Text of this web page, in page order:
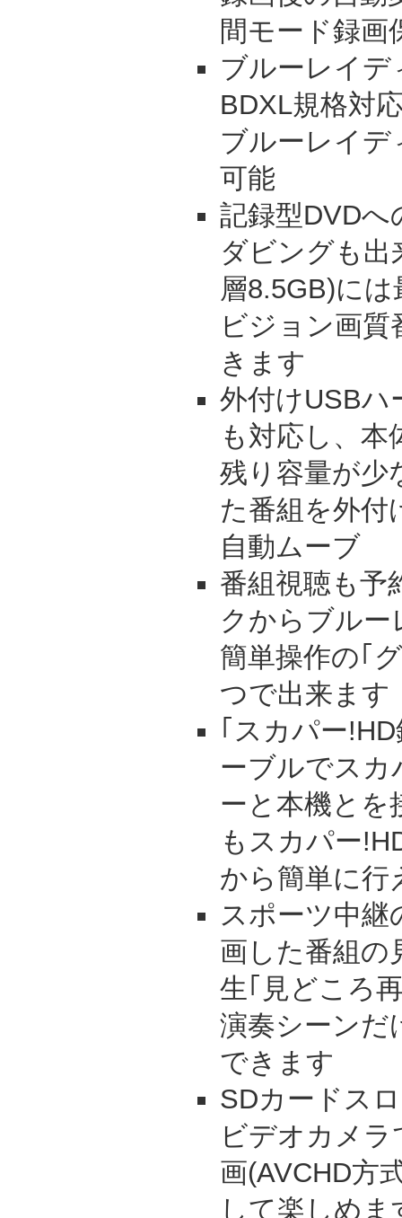
間モード録画
ブルーレイデ
BDXL規格対
ブルーレイデ
可能
記録型DVDへ
ダビングも出
層8.5GB)に
ビジョン画
きます
外付けUSBハ
も対応し、
残り容量が少
た番組を外付
自動ムーブ
番組視聴も予
クからブル
簡単操作の｢
つで出来ます
｢スカパー
ーブルでスカ
ーと本機とを
もスカパー
から簡単に行
スポーツ中継
画した番組の
生｢見どころ
演奏シーンだ
できます
SDカードス
ビデオカメ
画(AVCHD方
して楽しめま